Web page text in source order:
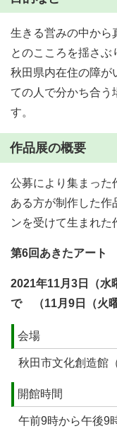
生きる営みの中から
とのこころを揺さぶ
秋田県内在住の障が
ての人で分かち合う
す。
作品展の概要
公募により集まった
ある方が制作した作
ンを受けて生まれた
第6回あきたアート
2021年11月3日（水
で （11月9日（火曜
会場
秋田市文化創造館
開館時間
午前9時から午後9